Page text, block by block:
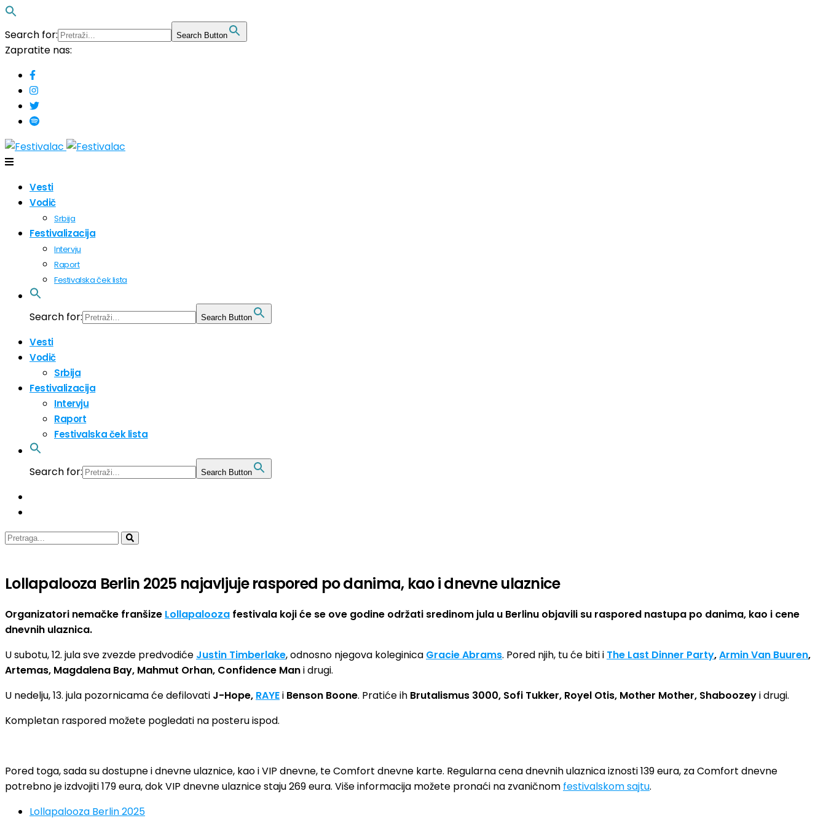
Search for: Search Button
Zapratite nas:
Vesti
Vodič
Srbija
Festivalizacija
Intervju
Raport
Festivalska ček lista
Search for: Search Button
Vesti
Vodič
Srbija
Festivalizacija
Intervju
Raport
Festivalska ček lista
Search for: Search Button
Lollapalooza Berlin 2025 najavljuje raspored po danima, kao i dnevne ulaznice
Organizatori nemačke franšize Lollapalooza festivala koji će se ove godine održati sredinom jula u Berlinu objavili su raspored nastupa po danima, kao i cene
dnevnih ulaznica.
U subotu, 12. jula sve zvezde predvodiće Justin Timberlake, odnosno njegova koleginica Gracie Abrams. Pored njih, tu će biti i The Last Dinner Party,Armin Van Buuren,
Artemas, Magdalena Bay, Mahmut Orhan, Confidence Mani drugi.
U nedelju, 13. jula pozornicama će defilovati J-Hope, RAYEi Benson Boone. Pratiće ih Brutalismus 3000, Sofi Tukker, Royel Otis, Mother Mother, Shaboozeyi drugi.
Kompletan raspored možete pogledati na posteru ispod.
Pored toga, sada su dostupne i dnevne ulaznice, kao i VIP dnevne, te Comfort dnevne karte. Regularna cena dnevnih ulaznica iznosti 139 eura, za Comfort dnevne
potrebno je izdvojiti 179 eura, dok VIP dnevne ulaznice staju 269 eura. Više informacija možete pronaći na zvaničnom festivalskom sajtu.
Lollapalooza Berlin 2025